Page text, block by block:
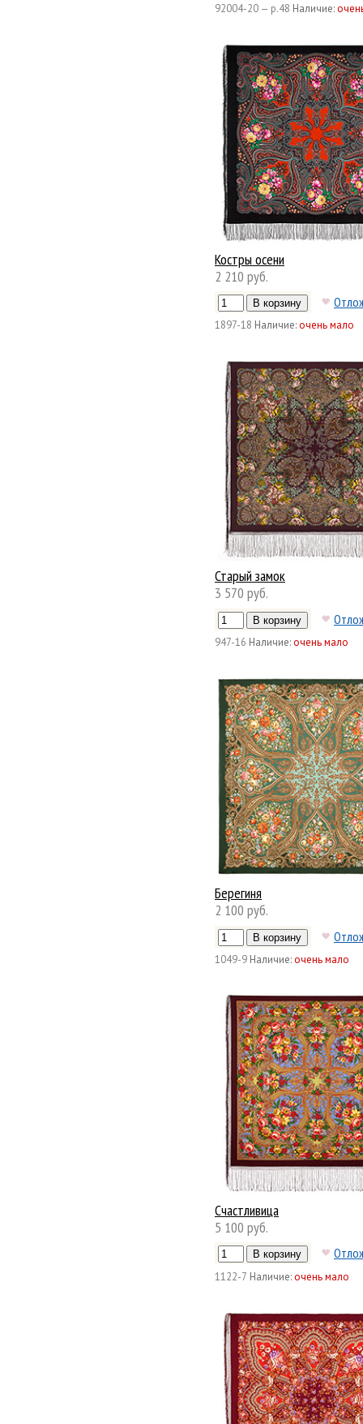
92004-20 — р.48 Наличие:
Костры осени
2 210 руб.
1897-18 Наличие:очень мало
Старый замок
3 570 руб.
947-16 Наличие:очень мало
Берегиня
2 100 руб.
1049-9 Наличие:очень мало
Счастливица
5 100 руб.
1122-7 Наличие:очень мало